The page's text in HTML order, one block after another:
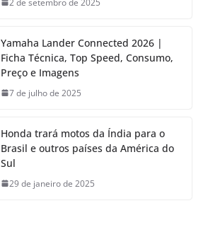
Yamaha Lander Connected 2026 |
Ficha Técnica, Top Speed, Consumo,
Preço e Imagens
7 de julho de 2025
Honda trará motos da Índia para o
Brasil e outros países da América do
Sul
29 de janeiro de 2025